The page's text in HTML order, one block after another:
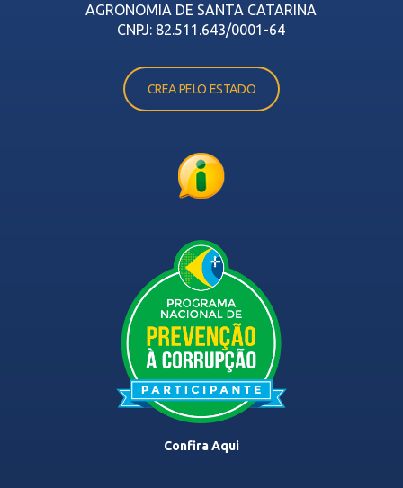
AGRONOMIA DE SANTA CATARINA
CNPJ: 82.511.643/0001-64
CREA PELO ESTADO
Confira Aqui